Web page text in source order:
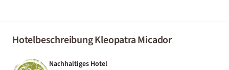
Hotelbeschreibung Kleopatra Micador
Nachhaltiges Hotel